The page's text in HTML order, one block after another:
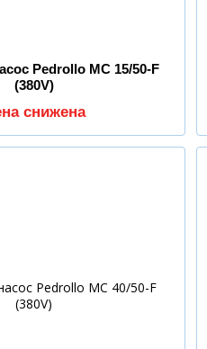
Pedrollo MC 15/50-F
(380V)
снижена